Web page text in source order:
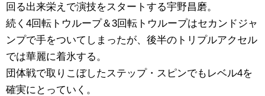
回る出来栄えで演技をスタートする宇野昌磨。
続く4回転トウループ＆3回転トウループはセカンドジャ
ンプで手をついてしまったが、後半のトリプルアクセル
では華麗に着氷する。
団体戦で取りこぼしたステップ・スピンでもレベル4を
確実にとっていく。